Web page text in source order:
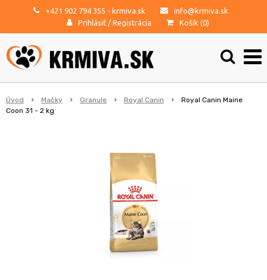
+421 902 794 355 - krmiva.sk
info@krmiva.sk
Prihlásiť / Registrácia Košík (0)
Úvod Mačky Granule Royal Canin
Royal Canin Maine
Coon 31 - 2 kg